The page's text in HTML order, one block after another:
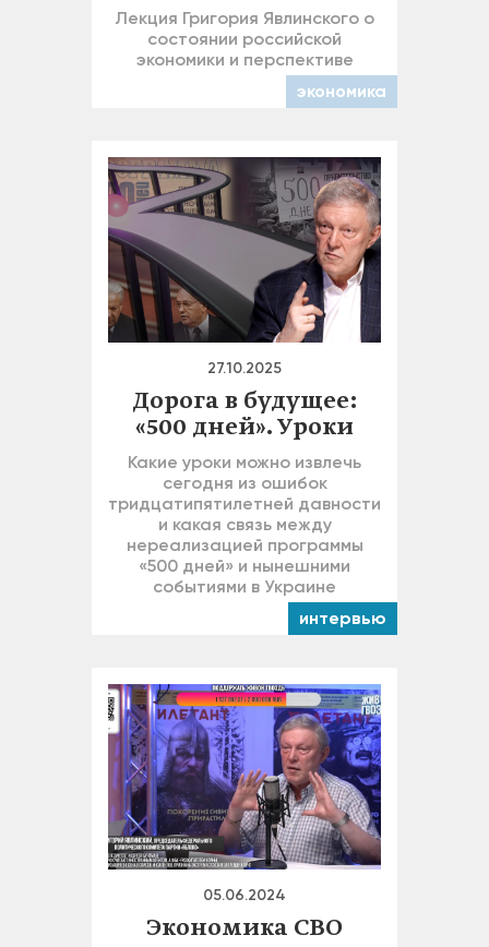
Лекция Григория Явлинского о
состоянии российской
экономики и перспективе
экономика
27.10.2025
Дорога в будущее:
«500 дней». Уроки
Какие уроки можно извлечь
сегодня из ошибок
тридцатипятилетней давности
и какая связь между
нереализацией программы
«500 дней» и нынешними
событиями в Украине
интервью
05.06.2024
Экономика СВО